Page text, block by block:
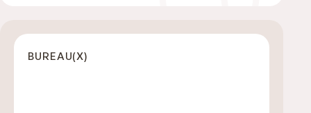
BUREAU(X)